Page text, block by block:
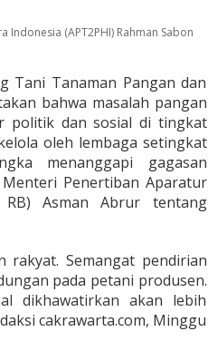
(APT2PHI) Rahman Sabon
Tani Tanaman Pangan dan
bahwa masalah pangan
politik dan sosial di tingkat
oleh lembaga setingkat
menanggapi gagasan
Penertiban Aparatur
Asman Abrur tentang
rakyat. Semangat pendirian
pada petani produsen.
dikhawatirkan akan lebih
cakrawarta.com, Minggu